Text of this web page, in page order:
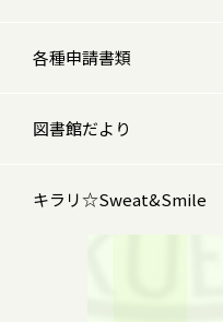
各種申請書類
図書館だより
キラリ☆Sweat&Smile